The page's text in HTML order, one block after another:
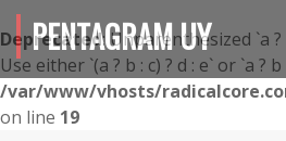
Deprecated: Unparenthesized `a ?
Use either `(a ? b : c) ? d : e` or `a ? b
/var/www/vhosts/
on line 19
PENTAGRAM UY